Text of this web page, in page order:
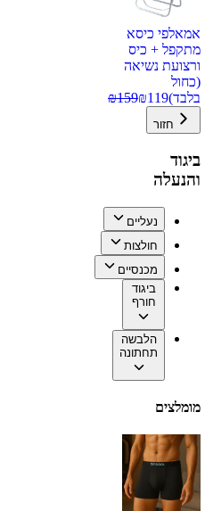
אמאלפי כיסא
מתקפל + כיס
ורצועת נשיאה
(כחול
בלבד)
₪119
₪159
חזור
ביגוד
והנעלה
נעליים
חולצות
מכנסיים
ביגוד
חורף
הלבשה
תחתונה
מומלצים